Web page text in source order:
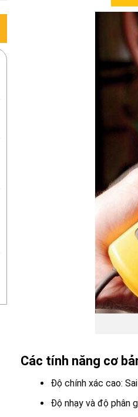
Các tính năng cơ
Độ chính xác cao:
Độ nhạy và độ phân